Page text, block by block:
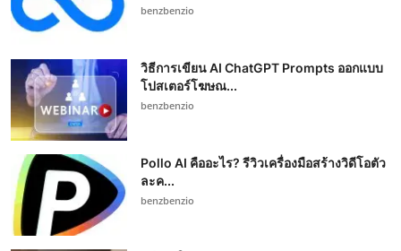
benzbenzio
วิธีการเขียน AI ChatGPT Prompts ออกแบบ
โปสเตอร์โฆษณ...
benzbenzio
Pollo AI คืออะไร? รีวิวเครื่องมือสร้างวิดีโอตัว
ละค...
benzbenzio